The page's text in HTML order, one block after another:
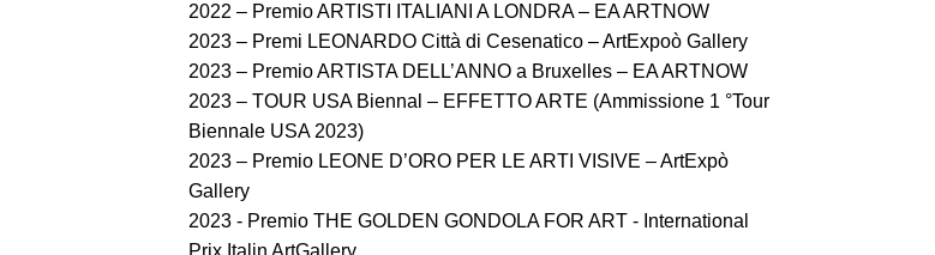
2022 – Premio ARTISTI ITALIANI A LONDRA – EA ARTNOW
2023 – Premi LEONARDO Città di Cesenatico – ArtExpoò Gallery
2023 – Premio ARTISTA DELL’ANNO a Bruxelles – EA ARTNOW
2023 – TOUR USA Biennal – EFFETTO ARTE (Ammissione 1 °Tour
Biennale USA 2023)
2023 – Premio LEONE D’ORO PER LE ARTI VISIVE – ArtExpò
Gallery
2023 - Premio THE GOLDEN GONDOLA FOR ART - International
Prix Italin ArtGallery